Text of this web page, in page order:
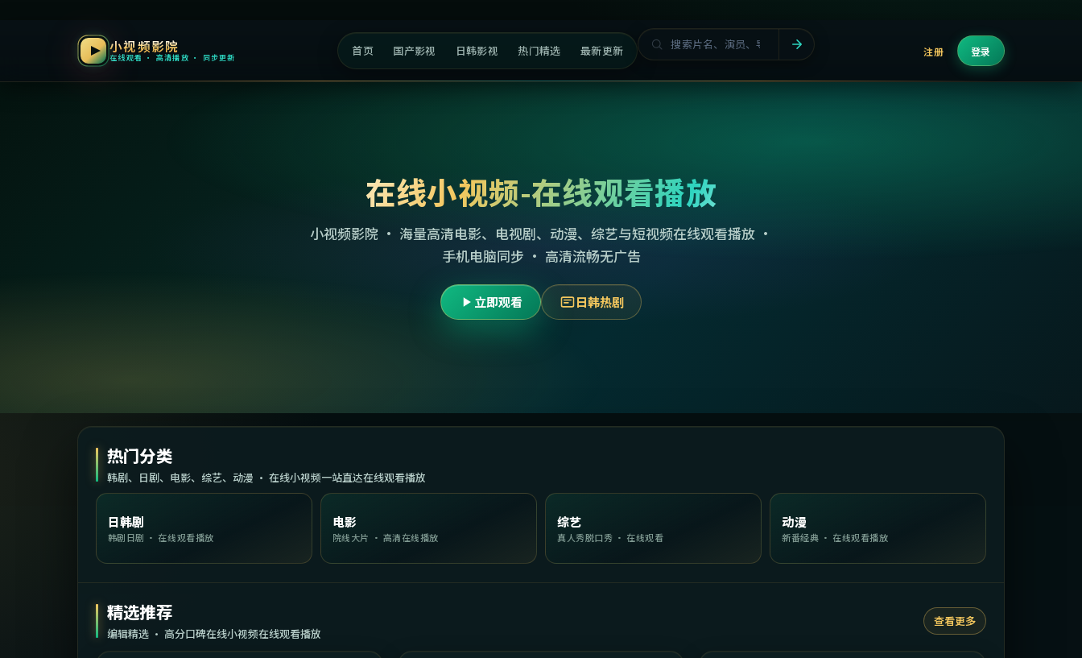
小视频影院
在线观看 · 高清播放 · 同步更新 首页 国产影视 日韩影视 热门精选 最新更新 注册 登录
在线小视频-在线观看播放
小视频影院 · 海量高清电影、电视剧、动漫、综艺与短视频在线观看播放 ·
手机电脑同步 · 高清流畅无广告
立即观看 日韩热剧
热门分类
韩剧、日剧、电影、综艺、动漫 · 在线小视频一站直达在线观看播放
日韩剧
韩剧日剧 · 在线观看播放
电影
院线大片 · 高清在线播放
综艺
真人秀脱口秀 · 在线观看
动漫
新番经典 · 在线观看播放
精选推荐
编辑精选 · 高分口碑在线小视频在线观看播放
查看更多
1:50:29